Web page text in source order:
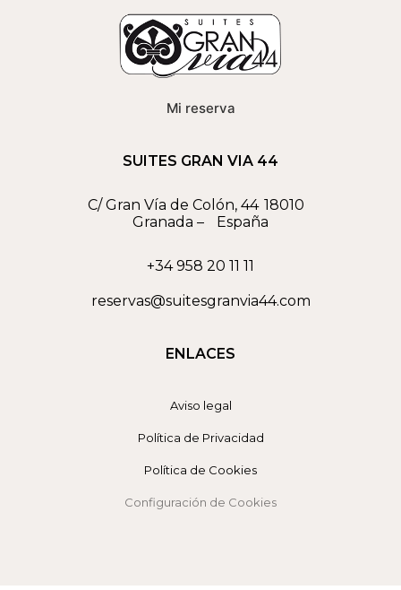
Mi reserva
SUITES GRAN VIA 44
C/ Gran Vía de Colón, 44 18010
Granada – España
+34 958 20 11 11
reservas@suitesgranvia44.com
ENLACES
Aviso legal
Política de Privacidad
Política de Cookies
Configuración de Cookies